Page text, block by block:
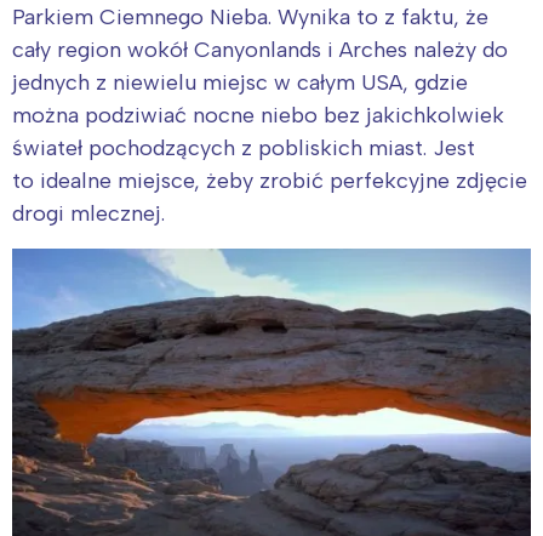
Parkiem Ciemnego Nieba. Wynika to z faktu, że
cały region wokół Canyonlands i Arches należy do
jednych z niewielu miejsc w całym USA, gdzie
można podziwiać nocne niebo bez jakichkolwiek
świateł pochodzących z pobliskich miast. Jest
to idealne miejsce, żeby zrobić perfekcyjne zdjęcie
drogi mlecznej.